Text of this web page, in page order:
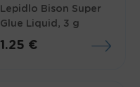
Lepidlo Bison Super
Glue Liquid, 3 g
1.25 €